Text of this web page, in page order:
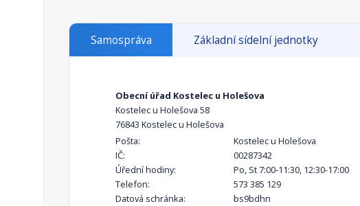
Samospráva Základní sídelní jednotky
Obecní úřad Kostelec u Holešova
Kostelec u Holešova 58
76843 Kostelec u Holešova
Pošta:
Kostelec u Holešova
IČ:
00287342
Úřední hodiny:
Po, St 7:00-11:30, 12:30-17:00
Telefon:
573 385 129
Datová schránka:
bs9bdhn